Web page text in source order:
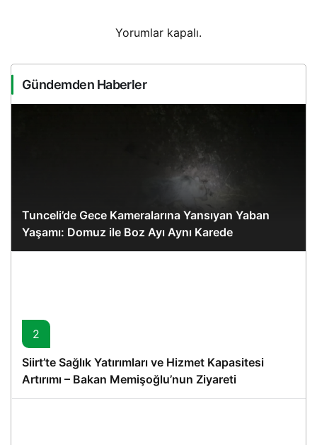
Yorumlar kapalı.
Gündemden Haberler
Tunceli’de Gece Kameralarına Yansıyan Yaban
Yaşamı: Domuz ile Boz Ayı Aynı Karede
2
Siirt’te Sağlık Yatırımları ve Hizmet Kapasitesi
Artırımı – Bakan Memişoğlu’nun Ziyareti